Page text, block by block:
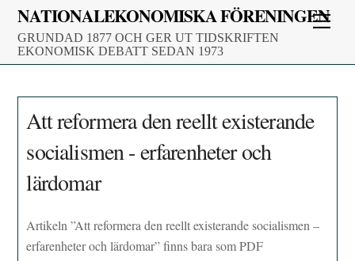
Skip
content
NATIONALEKONOMISKA FÖRENINGEN
GRUNDAD 1877 OCH GER UT TIDSKRIFTEN
EKONOMISK DEBATT SEDAN 1973
Att reformera den reellt existerande
socialismen - erfarenheter och
lärdomar
Artikeln ”Att reformera den reellt existerande socialismen –
erfarenheter och lärdomar” finns bara som PDF